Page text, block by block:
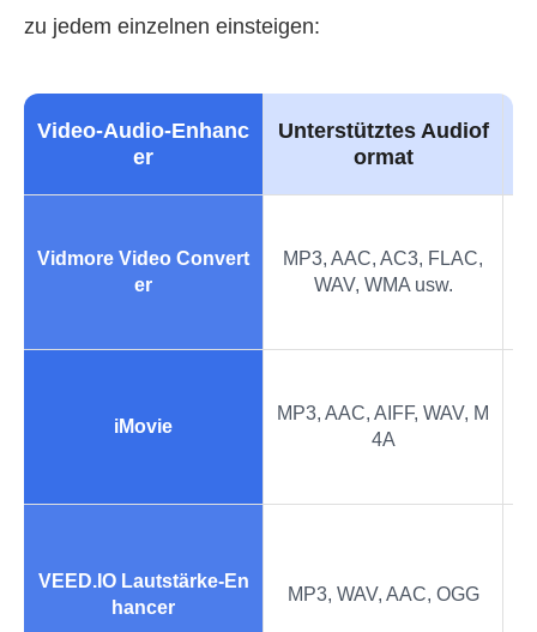
zu jedem einzelnen einsteigen:
Video-Audio-Enhanc
er
Unterstütztes Audiof
ormat
Vidmore Video Convert
er
MP3, AAC, AC3, FLAC,
WAV, WMA usw.
iMovie
MP3, AAC, AIFF, WAV, M
4A
VEED.IO Lautstärke-En
hancer
MP3, WAV, AAC, OGG